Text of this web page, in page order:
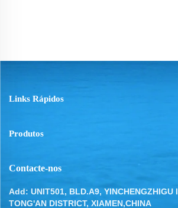
Links Rápidos
Produtos
Contacte-nos
Add: UNIT501, BLD.A9, YINCHENGZHIGU
TONG'AN DISTRICT, XIAMEN,CHINA